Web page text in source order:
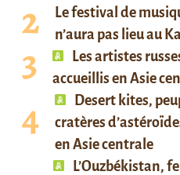
Le festival de
n’aura pas lieu au
Les artistes
accueillis en Asie
Desert kites,
cratères
en Asie centrale
L’Ouzbékistan,